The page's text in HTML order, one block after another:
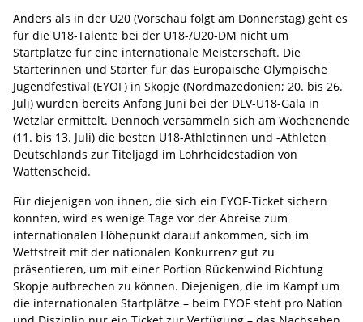
Anders als in der U20 (Vorschau folgt am Donnerstag) geht es
für die U18-Talente bei der U18-/U20-DM nicht um
Startplätze für eine internationale Meisterschaft. Die
Starterinnen und Starter für das Europäische Olympische
Jugendfestival (EYOF) in Skopje (Nordmazedonien; 20. bis 26.
Juli) wurden bereits Anfang Juni bei der DLV-U18-Gala in
Wetzlar ermittelt. Dennoch versammeln sich am Wochenende
(11. bis 13. Juli) die besten U18-Athletinnen und -Athleten
Deutschlands zur Titeljagd im Lohrheidestadion von
Wattenscheid.
Für diejenigen von ihnen, die sich ein EYOF-Ticket sichern
konnten, wird es wenige Tage vor der Abreise zum
internationalen Höhepunkt darauf ankommen, sich im
Wettstreit mit der nationalen Konkurrenz gut zu
präsentieren, um mit einer Portion Rückenwind Richtung
Skopje aufbrechen zu können. Diejenigen, die im Kampf um
die internationalen Startplätze – beim EYOF steht pro Nation